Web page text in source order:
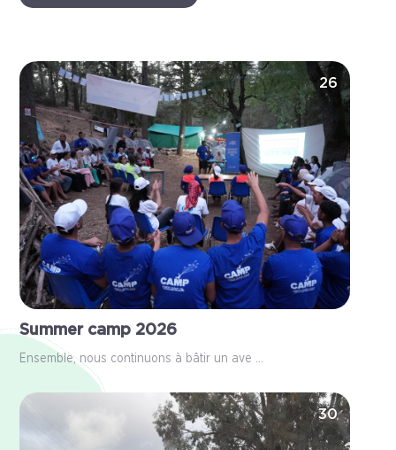
26
Summer camp 2026
Ensemble, nous continuons à bâtir un ave ...
30